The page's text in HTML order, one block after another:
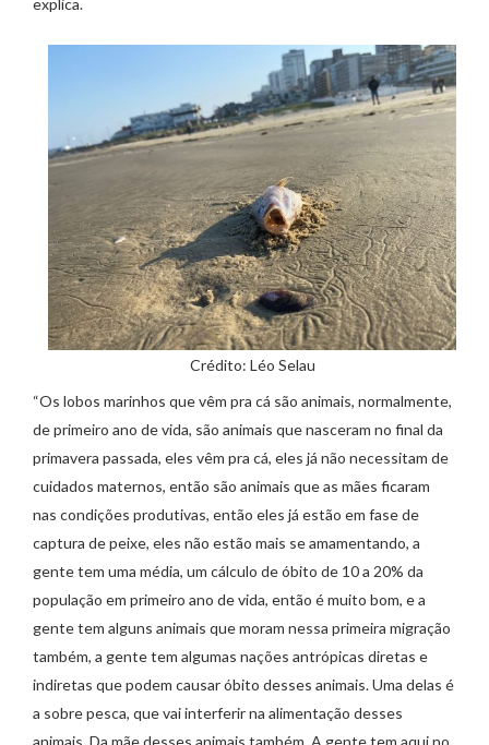
Crédito: Léo Selau
“Os lobos marinhos que vêm pra cá são animais, normalmente,
de primeiro ano de vida, são animais que nasceram no final da
primavera passada, eles vêm pra cá, eles já não necessitam de
cuidados maternos, então são animais que as mães ficaram
nas condições produtivas, então eles já estão em fase de
captura de peixe, eles não estão mais se amamentando, a
gente tem uma média, um cálculo de óbito de 10 a 20% da
população em primeiro ano de vida, então é muito bom, e a
gente tem alguns animais que moram nessa primeira migração
também, a gente tem algumas nações antrópicas diretas e
indiretas que podem causar óbito desses animais. Uma delas é
a sobre pesca, que vai interferir na alimentação desses
animais. Da mãe desses animais também. A gente tem aqui no